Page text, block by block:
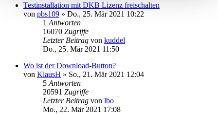
Testinstallation mit DKB Lizenz freischalten
von pbs109 » Do., 25. Mär 2021 10:22
1 Antworten
16070 Zugriffe
Letzter Beitrag von kuddel
Do., 25. Mär 2021 11:50
Wo ist der Download-Button?
von KlausH » So., 21. Mär 2021 12:04
5 Antworten
20591 Zugriffe
Letzter Beitrag von lbo
Mo., 22. Mär 2021 17:08